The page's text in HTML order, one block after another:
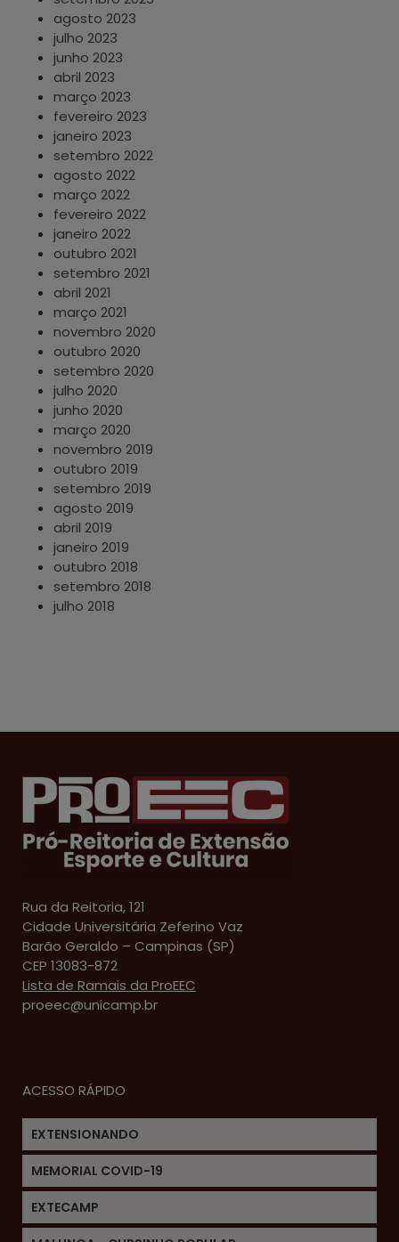
agosto 2023
julho 2023
junho 2023
abril 2023
março 2023
fevereiro 2023
janeiro 2023
setembro 2022
agosto 2022
março 2022
fevereiro 2022
janeiro 2022
outubro 2021
setembro 2021
abril 2021
março 2021
novembro 2020
outubro 2020
setembro 2020
julho 2020
junho 2020
março 2020
novembro 2019
outubro 2019
setembro 2019
agosto 2019
abril 2019
janeiro 2019
outubro 2018
setembro 2018
julho 2018
Rua da Reitoria, 121
Cidade Universitária Zeferino Vaz
Barão Geraldo – Campinas (SP)
CEP 13083-872
Lista de Ramais da ProEEC
proeec@unicamp.br
ACESSO RÁPIDO
EXTENSIONANDO
MEMORIAL COVID-19
EXTECAMP